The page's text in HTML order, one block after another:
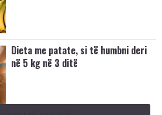
Dieta me patate, si të humbni deri
në 5 kg në 3 ditë